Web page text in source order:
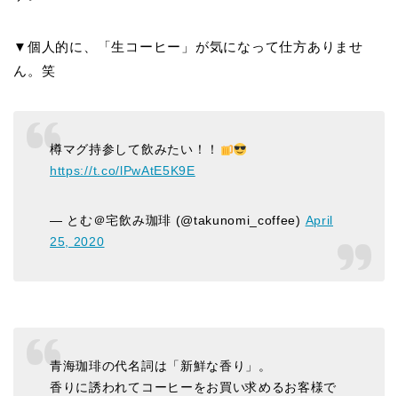
▼個人的に、「生コーヒー」が気になって仕方ありませ
ん。笑
樽マグ持参して飲みたい！！
https://t.co/lPwAtE5K9E
— とむ＠宅飲み珈琲 (@takunomi_coffee) April
25, 2020
青海珈琲の代名詞は「新鮮な香り」。
香りに誘われてコーヒーをお買い求めるお客様で